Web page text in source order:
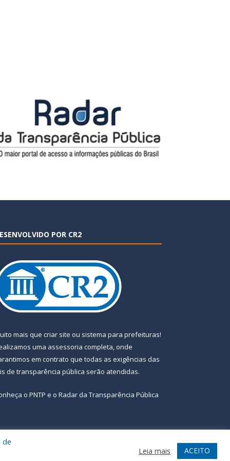
POR CR2
mais que criar site ou sistema para prefeituras!
uma assessoria completa, onde
em contrato que todas as exigências das
de transparência pública serão atendidas.
o PNTP e o Radar da Transparência Pública
Acessar Webmail
de
Leia mais ACEITO